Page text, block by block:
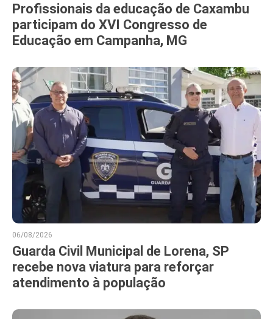
Profissionais da educação de Caxambu
participam do XVI Congresso de
Educação em Campanha, MG
06/08/2026
Guarda Civil Municipal de Lorena, SP
recebe nova viatura para reforçar
atendimento à população